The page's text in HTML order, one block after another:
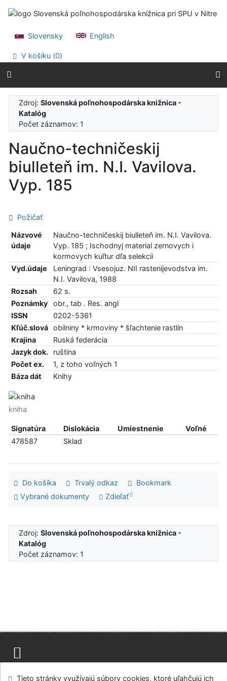
Prejsť na menu
Slovensky
English
V košíku (0)
Zdroj:Slovenská poľnohospodárska knižnica -
Katalóg
Počet záznamov: 1
Naučno-techničeskij
biulleteň im. N.I. Vavilova.
Vyp. 185
Požičať
Názvové
údaje
Naučno-techničeskij biulleteň im. N.I. Vavilova.
Vyp. 185 ; Ischodnyj material zernovych i
kormovych kuľtur dľa selekcii
Vyd.údaje
Leningrad : Vsesojuz. NII rastenijevodstva im.
N.I. Vavilova, 1988
Rozsah
62 s.
Poznámky
obr., tab . Res. angl
ISSN
0202-5361
Kľúč.slová
obilniny * krmoviny * šľachtenie rastlín
Krajina
Ruská federácia
Jazyk dok.
ruština
Počet ex.
1, z toho voľných 1
Báza dát
Knihy
kniha
Signatúra Dislokácia Umiestnenie
Voľné
478587
Sklad
Do košíka Trvalý odkaz
Bookmark
Vybrané dokumenty
Zdieľať
Zdroj:Slovenská poľnohospodárska knižnica -
Katalóg
Počet záznamov: 1
Tieto stránky využívajú súbory cookies, ktoré uľahčujú ich